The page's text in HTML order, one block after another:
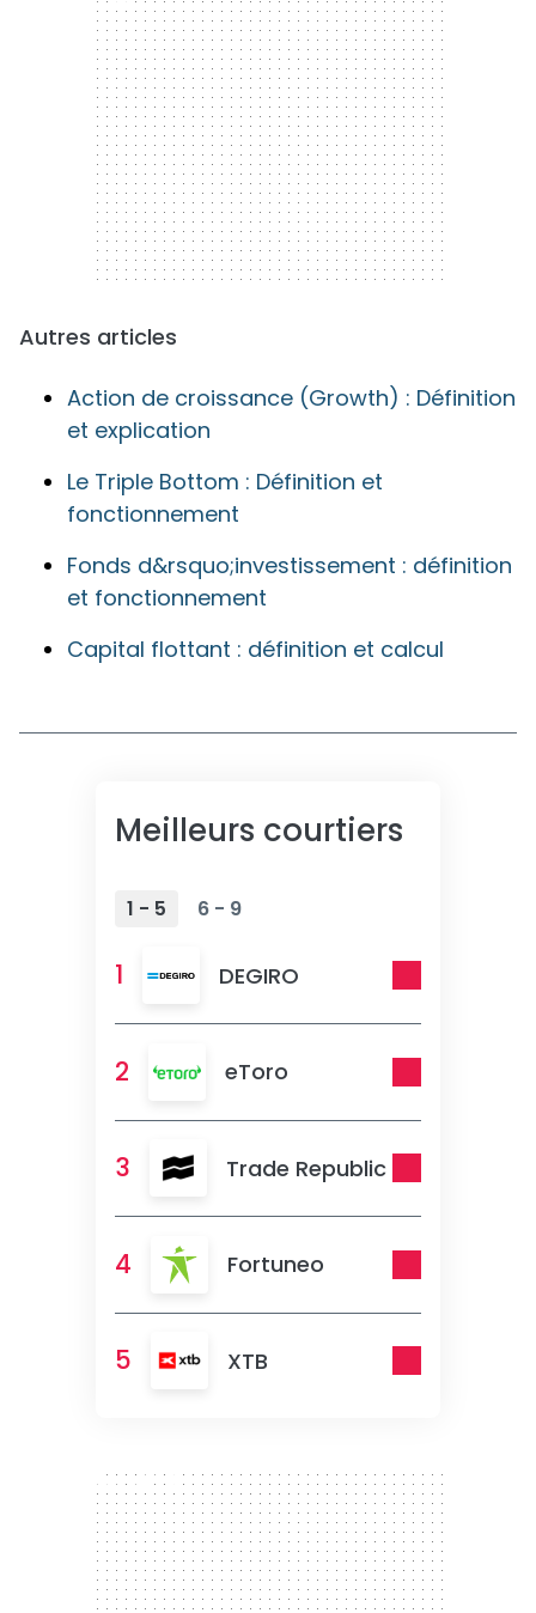
Autres articles
Action de croissance (Growth) : Définition
et explication
Le Triple Bottom : Définition et
fonctionnement
Fonds d&rsquo;investissement : définition
et fonctionnement
Capital flottant : définition et calcul
Meilleurs courtiers
1 - 5 6 - 9
1 DEGIRO
2 eToro
3 Trade Republic
4 Fortuneo
5 XTB
300 x 250